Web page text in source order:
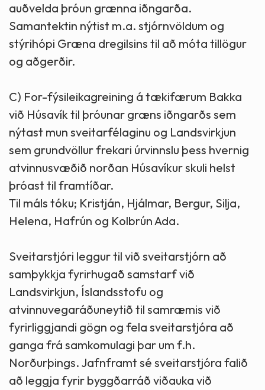
auðvelda þróun grænna iðngarða.
Samantektin nýtist m.a. stjórnvöldum og
stýrihópi Græna dregilsins til að móta tillögur
og aðgerðir.
C) For-fýsileikagreining á tækifærum Bakka
við Húsavík til þróunar græns iðngarðs sem
nýtast mun sveitarfélaginu og Landsvirkjun
sem grundvöllur frekari úrvinnslu þess hvernig
atvinnusvæðið norðan Húsavíkur skuli helst
þróast til framtíðar.
Til máls tóku; Kristján, Hjálmar, Bergur, Silja,
Helena, Hafrún og Kolbrún Ada.
Sveitarstjóri leggur til við sveitarstjórn að
samþykkja fyrirhugað samstarf við
Landsvirkjun, Íslandsstofu og
atvinnuvegaráðuneytið til samræmis við
fyrirliggjandi gögn og fela sveitarstjóra að
ganga frá samkomulagi þar um f.h.
Norðurþings. Jafnframt sé sveitarstjóra falið
að leggja fyrir byggðarráð viðauka við